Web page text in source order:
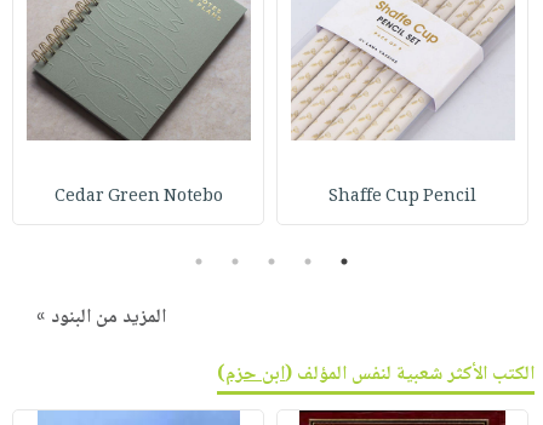
Shaffe Cup Pencil
Cedar Green Notebo
1
2
3
4
5
المزيد من البنود »
الكتب الأكثر شعبية لنفس المؤلف (ابن حزم)